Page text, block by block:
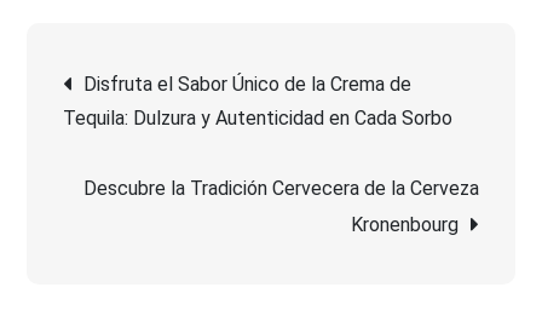
Floral
del
Saint
Germain
Navegación
de
entradas
Disfruta el Sabor Único de la Crema de
Tequila: Dulzura y Autenticidad en Cada Sorbo
Descubre la Tradición Cervecera de la Cerveza
Kronenbourg